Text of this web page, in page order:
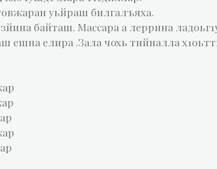
уьйраш билгалъяха.
байташ. Массара а леррина
ешна елира .Зала чохь тийналла